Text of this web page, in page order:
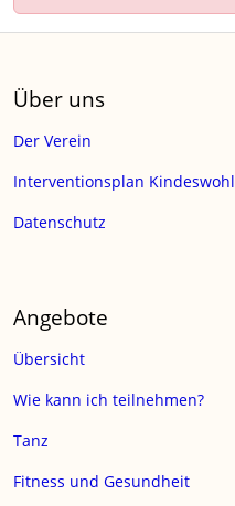
Über uns
Der Verein
Interventionsplan Kindeswohl
Datenschutz
Angebote
Übersicht
Wie kann ich teilnehmen?
Tanz
Fitness und Gesundheit